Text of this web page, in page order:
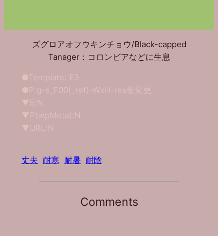
ズグロアオフウキンチョウ/Black-capped
Tanager：コロンビアなどに生息
●Template: E3
●P:g-s_F00(_ref)-WxH-res要変更
▼E:N
▼P(wpMeta):N
▼URL:N
丈夫 耐寒 耐暑 耐陰
Comments